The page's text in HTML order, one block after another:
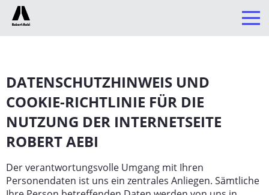
BAUTECHNIK
LANDTECHNIK
Produkte
Aftersales
DATENSCHUTZHINWEIS UND
COOKIE-RICHTLINIE FÜR DIE
NUTZUNG DER INTERNETSEITE
ROBERT AEBI
Der verantwortungsvolle Umgang mit Ihren
Personendaten ist uns ein zentrales Anliegen. Sämtliche